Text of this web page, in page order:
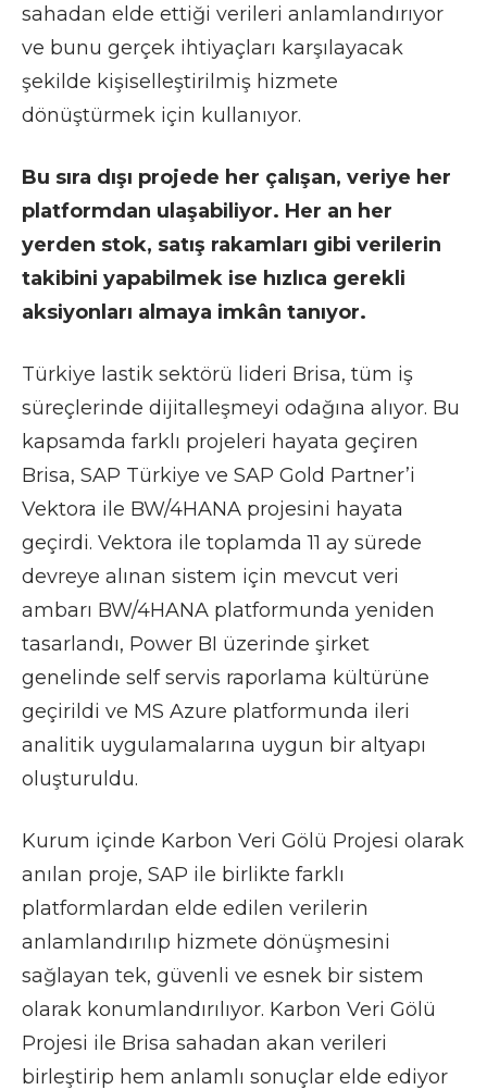
sahadan elde ettiği verileri anlamlandırıyor
ve bunu gerçek ihtiyaçları karşılayacak
şekilde kişiselleştirilmiş hizmete
dönüştürmek için kullanıyor.
Bu sıra dışı projede her çalışan, veriye her
platformdan ulaşabiliyor. Her an her
yerden stok, satış rakamları gibi verilerin
takibini yapabilmek ise hızlıca gerekli
aksiyonları almaya imkân tanıyor.
Türkiye lastik sektörü lideri Brisa, tüm iş
süreçlerinde dijitalleşmeyi odağına alıyor. Bu
kapsamda farklı projeleri hayata geçiren
Brisa, SAP Türkiye ve SAP Gold Partner’i
Vektora ile BW/4HANA projesini hayata
geçirdi. Vektora ile toplamda 11 ay sürede
devreye alınan sistem için mevcut veri
ambarı BW/4HANA platformunda yeniden
tasarlandı, Power BI üzerinde şirket
genelinde self servis raporlama kültürüne
geçirildi ve MS Azure platformunda ileri
analitik uygulamalarına uygun bir altyapı
oluşturuldu.
Kurum içinde Karbon Veri Gölü Projesi olarak
anılan proje, SAP ile birlikte farklı
platformlardan elde edilen verilerin
anlamlandırılıp hizmete dönüşmesini
sağlayan tek, güvenli ve esnek bir sistem
olarak konumlandırılıyor. Karbon Veri Gölü
Projesi ile Brisa sahadan akan verileri
birleştirip hem anlamlı sonuçlar elde ediyor